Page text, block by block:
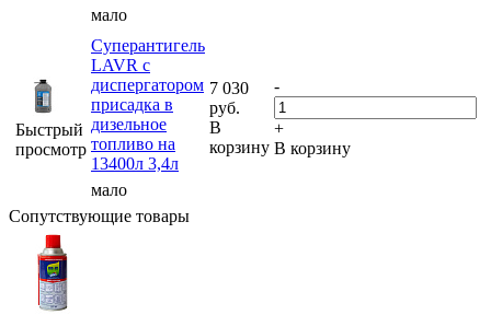
мало
Быстрый
просмотр
Суперантигель
LAVR с
диспергатором
присадка в
дизельное
топливо на
13400л 3,4л
мало
7 030
руб.
В
корзину
-
+
В корзину
Сопутствующие товары